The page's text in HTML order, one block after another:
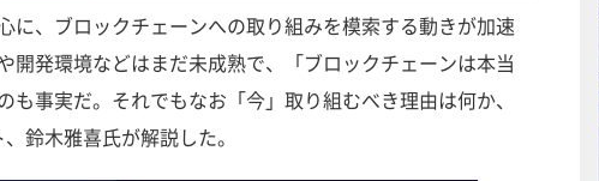
に、ブロックチェーンへの取り組みを模索する動きが加速
開発環境などはまだ未成熟で、「ブロックチェーンは本当
も事実だ。それでもなお「今」取り組むべき理由は何か、
鈴木雅喜氏が解説した。